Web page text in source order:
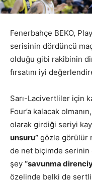
Fenerbahçe BEKO,
serisinin dördüncü
olduğu gibi rakibinin
fırsatını iyi
Sarı-Lacivertliler için
Four’a kalacak
olarak girdiği seriyi
unsuru” gözle görülür
de net biçimde serinin
şey “savunma
özelinde belki de